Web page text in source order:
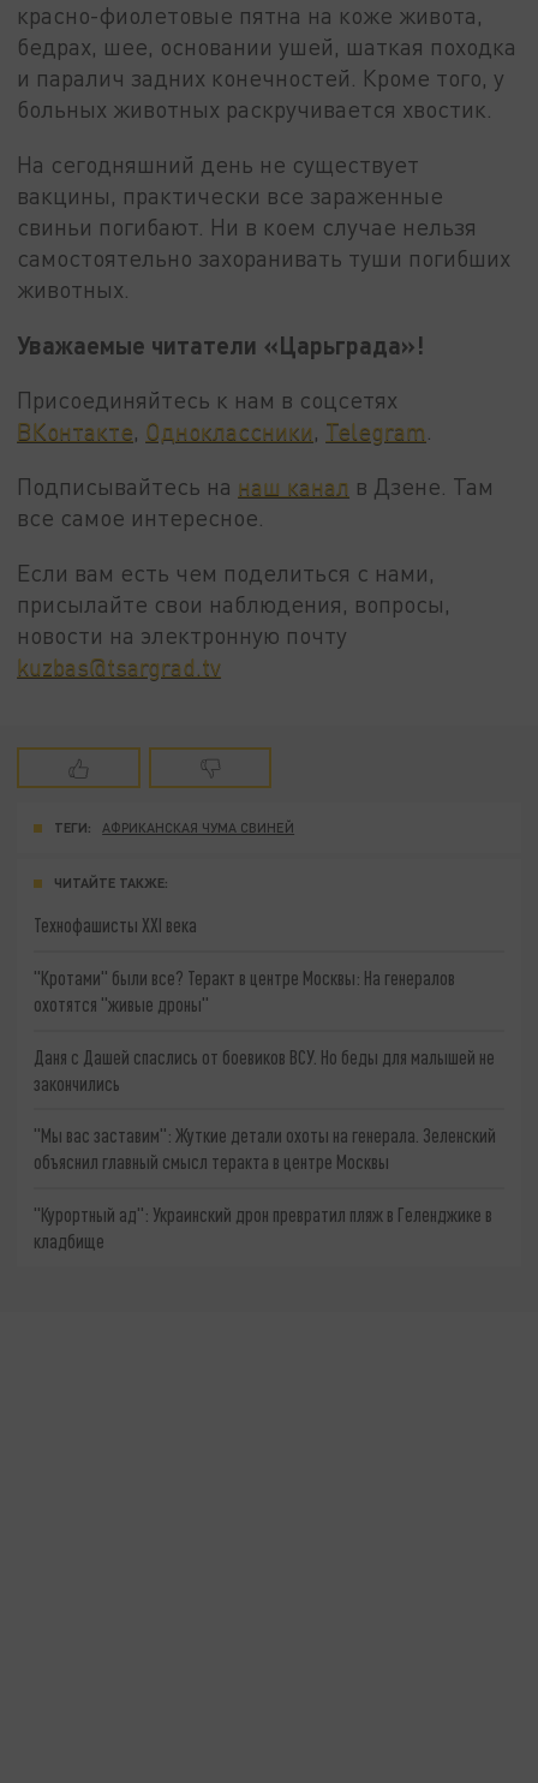
красно-фиолетовые пятна на коже живота,
бедрах, шее, основании ушей, шаткая походка
и паралич задних конечностей. Кроме того, у
больных животных раскручивается хвостик.
На сегодняшний день не существует
вакцины, практически все зараженные
свиньи погибают. Ни в коем случае нельзя
самостоятельно захоранивать туши погибших
животных.
Уважаемые читатели «Царьграда»!
Присоединяйтесь к нам в соцсетях
ВКонтакте, Одноклассники, Telegram
Подписывайтесь на наш канал в Дзене. Там
все самое интересное.
Если вам есть чем поделиться с нами,
присылайте свои наблюдения, вопросы,
новости на электронную почту
kuzbas@tsargrad.tv
ТЕГИ: АФРИКАНСКАЯ ЧУМА СВИНЕЙ
ЧИТАЙТЕ ТАКЖЕ:
Технофашисты XXI века
"Кротами" были все? Теракт в центре Москвы: На генералов
охотятся "живые дроны"
Даня с Дашей спаслись от боевиков ВСУ. Но беды для малышей не
закончились
"Мы вас заставим": Жуткие детали охоты на генерала. Зеленский
объяснил главный смысл теракта в центре Москвы
"Курортный ад": Украинский дрон превратил пляж в Геленджике в
кладбище